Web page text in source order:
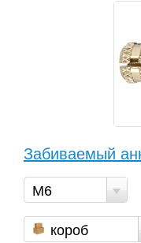
Забиваемый
М6
короб